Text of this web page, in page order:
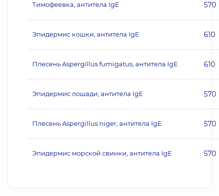
Тимофеевка, антитела IgE 570
Эпидермис кошки, антитела IgE 610
Плесень Aspergillus fumigatus, антитела IgE 610
Эпидермис лошади, антитела IgE 570
Плесень Aspergillus niger, антитела IgE 570
Эпидермис морской свинки, антитела IgE 570